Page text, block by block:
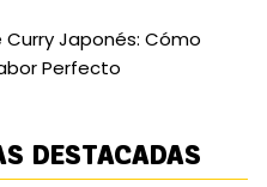
Curry Japonés: Cómo
Perfecto
DESTACADAS